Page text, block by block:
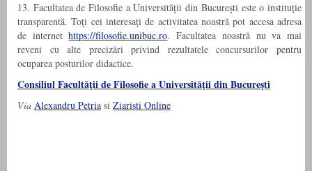
13. Facultatea de Filosofie a Universităţii din Bucureşti este o instituţie
transparentă. Toţi cei interesaţi de activitatea noastră pot accesa adresa
de internethttps://filosofie.unibuc.ro. Facultatea noastră nu va mai
reveni cu alte precizări privind rezultatele concursurilor pentru
ocuparea posturilor didactice.
Consiliul Facultăţii de Filosofie a Universităţii din Bucureşti
Via Alexandru Petria si Ziaristi Online